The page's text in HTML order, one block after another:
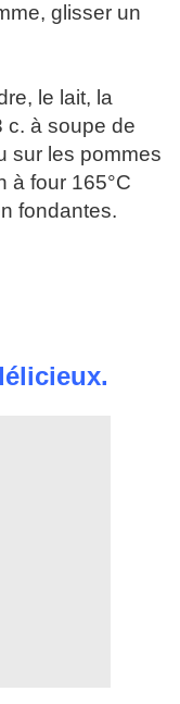
glisser un
le lait, la
c. à soupe de
sur les pommes
à four 165°C
fondantes.